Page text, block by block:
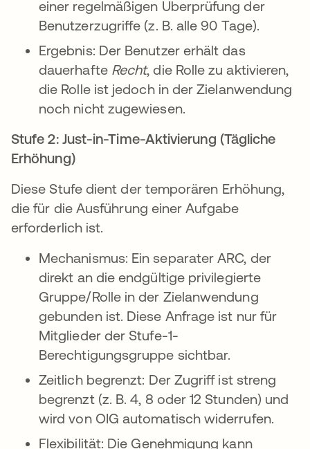
einer regelmäßigen Überprüfung der
Benutzerzugriffe (z. B. alle 90 Tage).
Ergebnis: Der Benutzer erhält das
dauerhafte Recht, die Rolle zu aktivieren,
die Rolle ist jedoch in der Zielanwendung
noch nicht zugewiesen.
Stufe 2: Just-in-Time-Aktivierung (Tägliche
Erhöhung)
Diese Stufe dient der temporären Erhöhung,
die für die Ausführung einer Aufgabe
erforderlich ist.
Mechanismus: Ein separater ARC, der
direkt an die endgültige privilegierte
Gruppe/Rolle in der Zielanwendung
gebunden ist. Diese Anfrage ist nur für
Mitglieder der Stufe-1-
Berechtigungsgruppe sichtbar.
Zeitlich begrenzt: Der Zugriff ist streng
begrenzt (z. B. 4, 8 oder 12 Stunden) und
wird von OIG automatisch widerrufen.
Flexibilität: Die Genehmigung kann